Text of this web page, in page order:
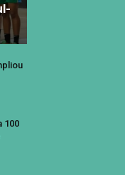
100